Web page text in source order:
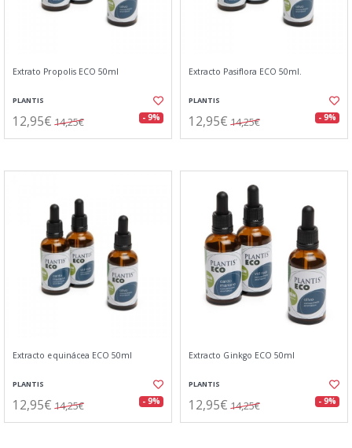
Extrato Propolis ECO 50ml
PLANTIS
12,95€ 14,25€ - 9%
Extracto Pasiflora ECO 50ml.
PLANTIS
12,95€ 14,25€ - 9%
Extracto equinácea ECO 50ml
PLANTIS
12,95€ 14,25€ - 9%
Extracto Ginkgo ECO 50ml
PLANTIS
12,95€ 14,25€ - 9%